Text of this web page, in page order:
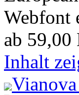
Webfont
ab 59,00
Inhalt